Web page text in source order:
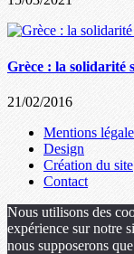
Grèce : la solidarité
21/02/2016
Mentions
Design
Création du site
Contact
Nous utilisons des
expérience sur notre
nous supposerons